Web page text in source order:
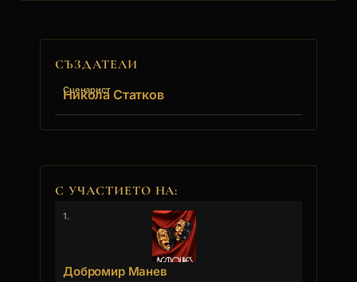
СЪЗДАТЕЛИ
Сценарист
Никола Статков
С УЧАСТИЕТО НА:
1.
Добромир Манев